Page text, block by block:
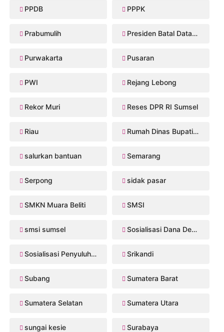
PPDB PPPK
Prabumulih Presiden Batal Datang
Purwakarta Pusaran
PWI Rejang Lebong
Rekor Muri Reses DPR RI Sumsel
Riau Rumah Dinas Bupati Musi Rawas
salurkan bantuan Semarang
Serpong sidak pasar
SMKN Muara Beliti SMSI
smsi sumsel Sosialisasi Dana Desa 2026
Sosialisasi Penyuluhan Hukum Srikandi
Subang Sumatera Barat
Sumatera Selatan Sumatera Utara
sungai kesie Surabaya